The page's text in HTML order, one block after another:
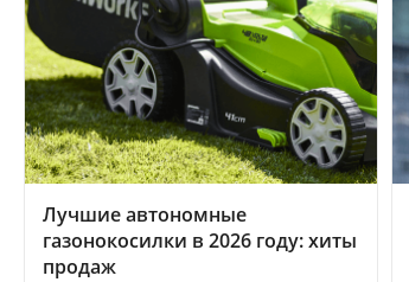
Лучшие автономные
газонокосилки в 2026 году: хиты
продаж